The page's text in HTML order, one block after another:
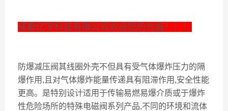
成都亿宇科技有限公司欢迎您的光临！！！
防爆减压阀其线圈外壳不但具有受气体爆炸压力的隔
爆作用,且对气体爆炸能量传递具有阻滞作用,安全性能
更高。是特别设计适用于传输易燃易爆介质或于爆炸
性危险场所的特殊电磁阀系列产品,不同的环境和流体